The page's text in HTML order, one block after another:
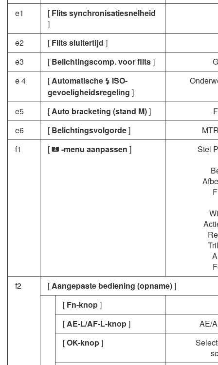
e1
[ Flits synchronisatiesnelheid
]
e2
[ Flits sluitertijd ]
e3
[ Belichtingscomp. voor flits]
e 4
[Automatische c ISO-
gevoeligheidsregeling ]
e5 [Auto bracketing (stand M)]
e6
[ Belichtingsvolgorde]
f1
[ i -menu aanpassen ]
Stel
f2
[Aangepaste bediening (opname)]
[ Fn-knop]
[AE-L/AF-L-knop]
AE/
[OK-knop]